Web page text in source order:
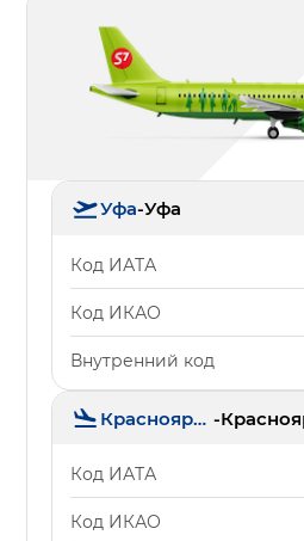
Уфа-Уфа
Код ИАТА
Код ИКАО
Внутренний код
Красноярск -
Код ИАТА
Код ИКАО